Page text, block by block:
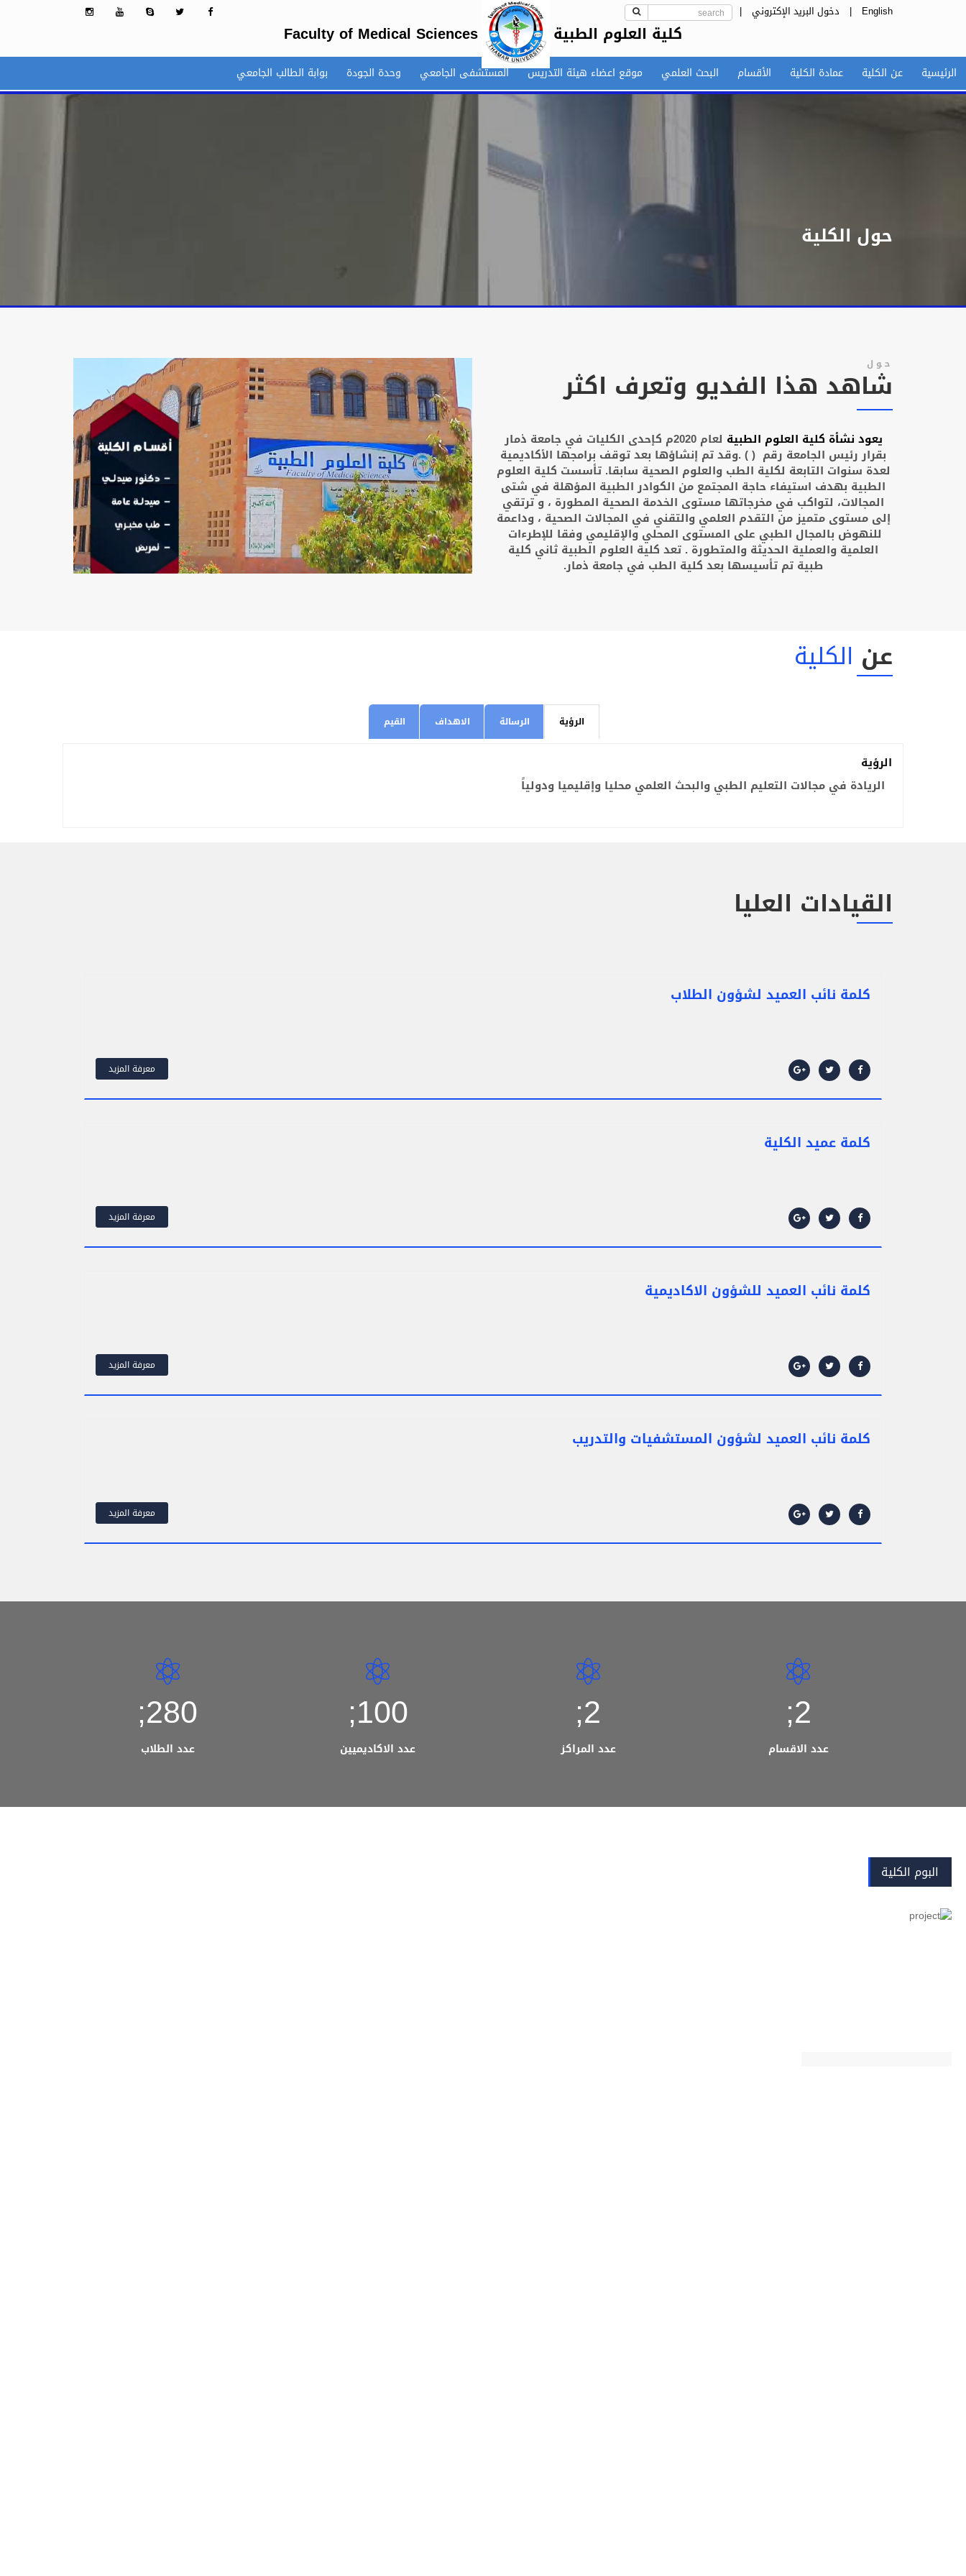
English
| دخول البريد الإكتروني |
كلية العلوم الطبية Faculty of Medical Sciences
الرئيسية عن الكلية عمادة الكلية الأقسام البحث العلمي موقع اعضاء هيئة التدريس المستشفى الجامعي وحدة الجودة بوابة الطالب الجامعي
حول الكلية
حول
شاهد هذا الفديو وتعرف اكثر
يعود نشأة كلية العلوم الطبية لعام 2020م كإحدى الكليات في جامعة ذمار
بقرار رئيس الجامعة رقم ( ) .وقد تم إنشاؤها بعد توقف برامجها الأكاديمية
لعدة سنوات التابعة لكلية الطب والعلوم الصحية سابقا. تأسست كلية العلوم
الطبية بهدف استيفاء حاجة المجتمع من الكوادر الطبية المؤهلة في شتى
المجالات، لتواكب في مخرجاتها مستوى الخدمة الصحية المطورة ، و ترتقي
إلى مستوى متميز من التقدم العلمي والتقني في المجالات الصحية ، وداعمة
للنهوض بالمجال الطبي على المستوى المحلي والإقليمي وفقا للإطرءات
العلمية والعملية الحديثة والمتطورة . تعد كلية العلوم الطبية ثاني كلية
طبية تم تأسيسها بعد كلية الطب في جامعة ذمار.
عن الكلية
الرؤية الرسالة الاهداف القيم
الرؤية
الريادة في مجالات التعليم الطبي والبحث العلمي محليا وإقليميا ودولياً
القيادات العليا
كلمة نائب العميد لشؤون الطلاب
معرفة المزيد
كلمة عميد الكلية
معرفة المزيد
كلمة نائب العميد للشؤون الاكاديمية
معرفة المزيد
كلمة نائب العميد لشؤون المستشفيات والتدريب
معرفة المزيد
2;
عدد الاقسام
2;
عدد المراكز
100;
عدد الاكاديميين
280;
عدد الطلاب
البوم الكلية
View more